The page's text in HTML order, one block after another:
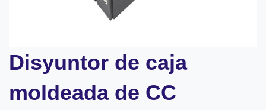
Disyuntor de caja
moldeada de CC